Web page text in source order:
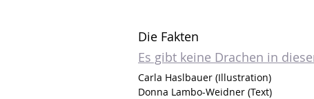
Die Fakten
Es gibt keine Drachen in
Carla Haslbauer (Illustration)
Donna Lambo-Weidner (Text)